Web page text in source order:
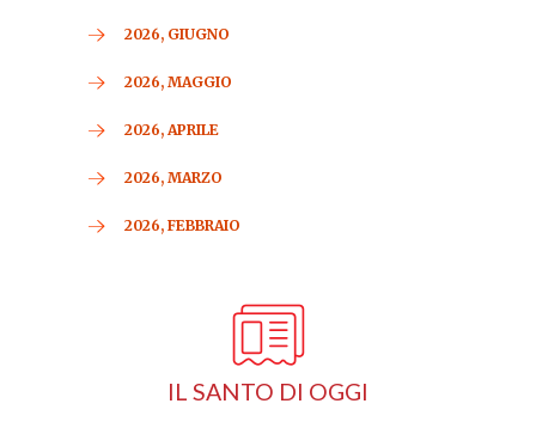
2026, GIUGNO
2026, MAGGIO
2026, APRILE
2026, MARZO
2026, FEBBRAIO
IL SANTO DI OGGI